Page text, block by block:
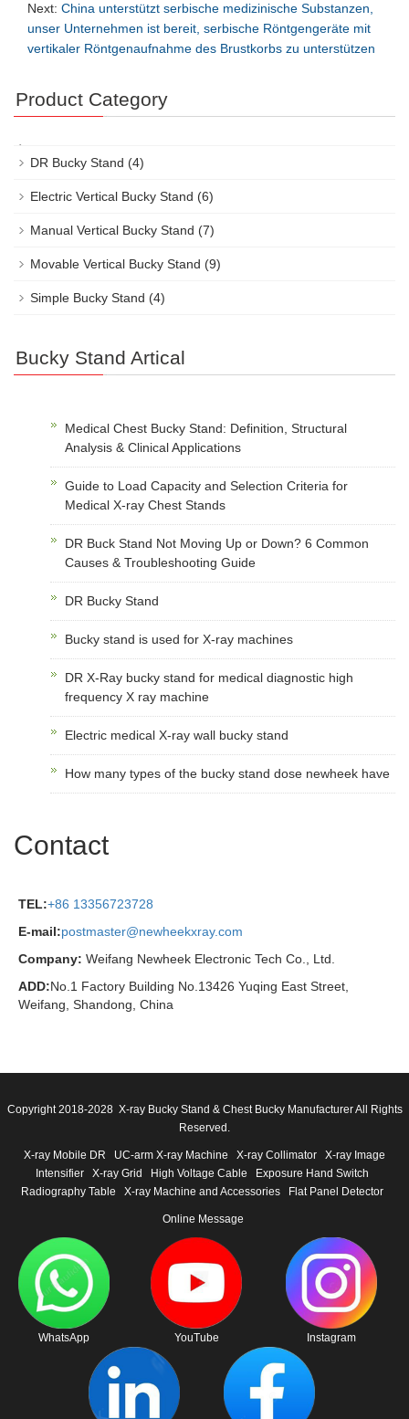
Next: China unterstützt serbische medizinische Substanzen,
unser Unternehmen ist bereit, serbische Röntgengeräte mit
vertikaler Röntgenaufnahme des Brustkorbs zu unterstützen
Product Category
DR Bucky Stand (4)
Electric Vertical Bucky Stand (6)
Manual Vertical Bucky Stand (7)
Movable Vertical Bucky Stand (9)
Simple Bucky Stand (4)
Bucky Stand Artical
Medical Chest Bucky Stand: Definition, Structural
Analysis & Clinical Applications
Guide to Load Capacity and Selection Criteria for
Medical X-ray Chest Stands
DR Buck Stand Not Moving Up or Down? 6 Common
Causes & Troubleshooting Guide
DR Bucky Stand
Bucky stand is used for X-ray machines
DR X-Ray bucky stand for medical diagnostic high
frequency X ray machine
Electric medical X-ray wall bucky stand
How many types of the bucky stand dose newheek have
Contact
TEL:+86 13356723728
E-mail:postmaster@newheekxray.com
Company: Weifang Newheek Electronic Tech Co., Ltd.
ADD:No.1 Factory Building No.13426 Yuqing East Street,
Weifang, Shandong, China
Copyright 2018-2028 X-ray Bucky Stand & Chest Bucky Manufacturer All Rights
Reserved.
X-ray Mobile DR UC-arm X-ray Machine X-ray Collimator
X-ray Image
Intensifier
X-ray Grid High Voltage Cable
Exposure Hand Switch
Radiography Table
X-ray Machine and Accessories Flat Panel Detector
Online Message
WhatsApp YouTube Instagram